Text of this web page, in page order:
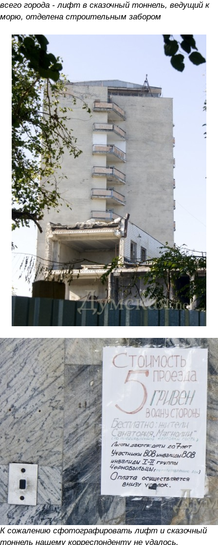
всего города - лифт в сказочный тоннель, ведущий к
морю, отделена строительным забором
К сожалению сфотографировать лифт и сказочный
тоннель нашему корреспонденту не удалось.